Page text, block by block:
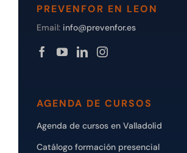
PREVENFOR EN LEON
Email: info@prevenfor.es
AGENDA DE CURSOS
Agenda de cursos en Valladolid
Catálogo formación presencial